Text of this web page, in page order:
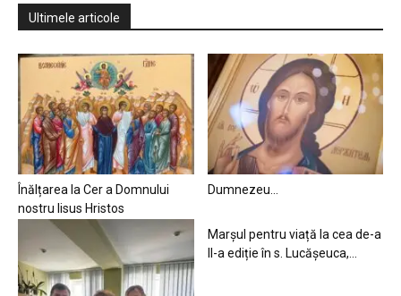
Ultimele articole
Înălțarea la Cer a Domnului
nostru Iisus Hristos
Dumnezeu…
Marșul pentru viață la cea de-a
II-a ediție în s. Lucășeuca,...